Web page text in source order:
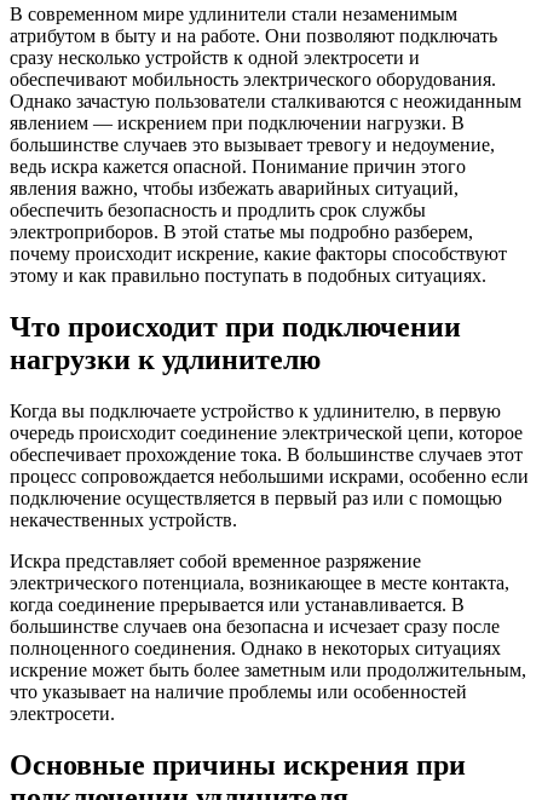
В современном мире удлинители стали незаменимым
атрибутом в быту и на работе. Они позволяют подключать
сразу несколько устройств к одной электросети и
обеспечивают мобильность электрического оборудования.
Однако зачастую пользователи сталкиваются с неожиданным
явлением — искрением при подключении нагрузки. В
большинстве случаев это вызывает тревогу и недоумение,
ведь искра кажется опасной. Понимание причин этого
явления важно, чтобы избежать аварийных ситуаций,
обеспечить безопасность и продлить срок службы
электроприборов. В этой статье мы подробно разберем,
почему происходит искрение, какие факторы способствуют
этому и как правильно поступать в подобных ситуациях.
Что происходит при подключении
нагрузки к удлинителю
Когда вы подключаете устройство к удлинителю, в первую
очередь происходит соединение электрической цепи, которое
обеспечивает прохождение тока. В большинстве случаев этот
процесс сопровождается небольшими искрами, особенно если
подключение осуществляется в первый раз или с помощью
некачественных устройств.
Искра представляет собой временное разряжение
электрического потенциала, возникающее в месте контакта,
когда соединение прерывается или устанавливается. В
большинстве случаев она безопасна и исчезает сразу после
полноценного соединения. Однако в некоторых ситуациях
искрение может быть более заметным или продолжительным,
что указывает на наличие проблемы или особенностей
электросети.
Основные причины искрения при